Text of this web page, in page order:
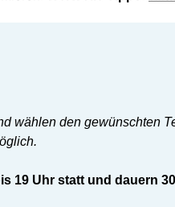
wählen den gewünschten
19 Uhr statt und dauern